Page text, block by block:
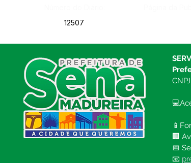
12507
CIDADÃO (SIC) E OUVIDORIA
Prefeitura de Sena Madureira
CNPJ 04.513.362/0001-37
Av. Avelino Chaves, n° 720, 69940-
Sena Madureira, Acre, Brasil
🏢
📅
📧